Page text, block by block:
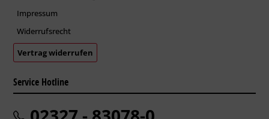
Impressum
Widerrufsrecht
Vertrag widerrufen
Service Hotline